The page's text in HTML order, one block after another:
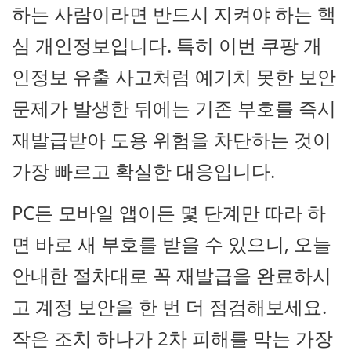
하는 사람이라면 반드시 지켜야 하는 핵
심 개인정보입니다. 특히 이번 쿠팡 개
인정보 유출 사고처럼 예기치 못한 보안
문제가 발생한 뒤에는 기존 부호를 즉시
재발급받아 도용 위험을 차단하는 것이
가장 빠르고 확실한 대응입니다.
PC든 모바일 앱이든 몇 단계만 따라 하
면 바로 새 부호를 받을 수 있으니, 오늘
안내한 절차대로 꼭 재발급을 완료하시
고 계정 보안을 한 번 더 점검해보세요.
작은 조치 하나가 2차 피해를 막는 가장